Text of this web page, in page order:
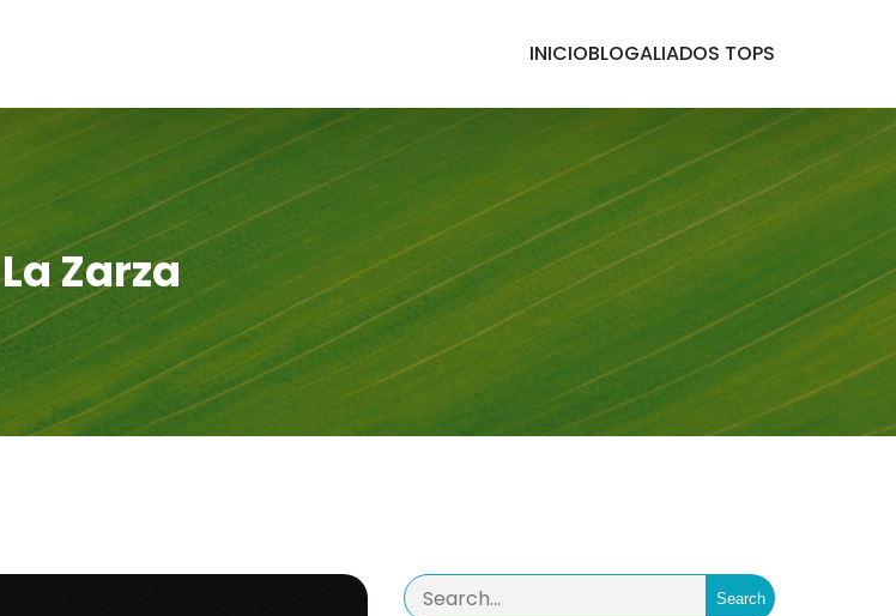
INICIOBLOGALIADOS TOPS
La Zarza
Search